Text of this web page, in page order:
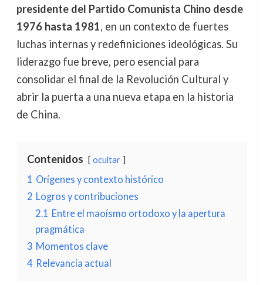
presidente del Partido Comunista Chino desde
1976 hasta 1981, en un contexto de fuertes
luchas internas y redefiniciones ideológicas. Su
liderazgo fue breve, pero esencial para
consolidar el final de la Revolución Cultural y
abrir la puerta a una nueva etapa en la historia
de China.
Contenidos ocultar
1 Orígenes y contexto histórico
2 Logros y contribuciones
2.1 Entre el maoísmo ortodoxo y la apertura
pragmática
3 Momentos clave
4 Relevancia actual